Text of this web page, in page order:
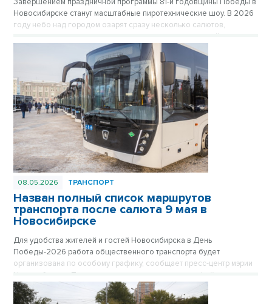
Новосибирске станут масштабные пиротехнические шоу. В 2026
году небо над городом озарят сразу несколько салютов,
мегаполиса, чтобы жители могли встретить праздник рядом с
08.05.2026 ТРАНСПОРТ
Назван полный список маршрутов
транспорта после салюта 9 мая в
Новосибирске
Для удобства жителей и гостей Новосибирска в День
Победы-2026 работа общественного транспорта будет
организована по особому графику, сообщает пресс-центр мэрии
Новосибирска. После завершения праздничного фейерверка в
22.00 в ключевых точках города будут сформированы колонны
автобусов, троллейбусов и трамваев, которые развезут